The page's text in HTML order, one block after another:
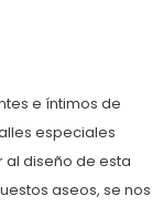
e íntimos de
especiales
diseño de esta
aseos, se nos